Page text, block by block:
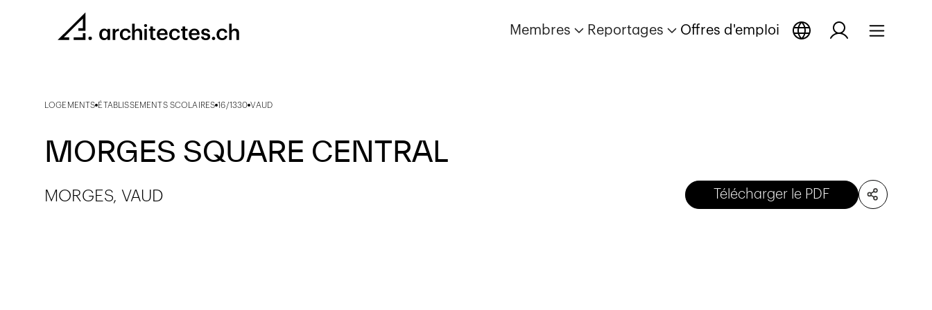
Membres Reportages Offres d'emploi
LOGEMENTS ÉTABLISSEMENTS SCOLAIRES 16/1330 VAUD
MORGES SQUARE CENTRAL
MORGES, VAUD Télécharger le PDF